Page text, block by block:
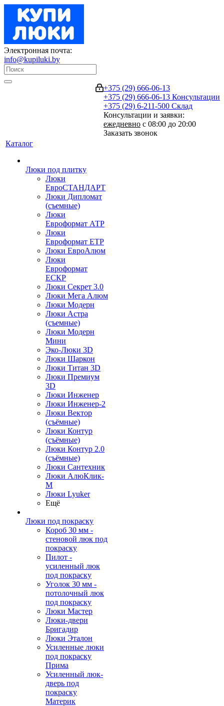
Электронная почта:
info@kupiluki.by
+375 (29) 666-06-13
+375 (29) 666-06-13 Консультации
+375 (29) 6-211-500 Склад
Консультации и заявки:
ежедневно с 08:00 до 20:00
Заказать звонок
Каталог
Люки под плитку
Люки
ЕвроСТАНДАРТ
Люки Дипломат
(съемные)
Люки
Евроформат АТР
Люки
Евроформат ЕТР
Люки ЕвроАлюм
Люки
Евроформат
ЕСКР
Люки Секрет 3.0
Люки Мега Алюм
Люки Модерн
Люки Астра
(съемные)
Люки Модерн
Мини
Эко-Люки 3D
Люки Шаркон
Люки Титан 3D
Люки Премиум
3D
Люки Инженер
Люки Инженер-2
Люки Вектор
(съёмные)
Люки Контур
(съёмные)
Люки Контур 2.0
(съёмные)
Люки Сантехник
Люки АлюКлик-
М
Люки Lyuker
Ещё
Люки под покраску
Короб 30 мм -
стеновой люк под
покраску
Пилот -
усиленный люк
под покраску
Уголок 30 мм -
потолочный люк
под покраску
Люки Мастер
Люки-двери
Бригадир
Люки Эталон
Усиленные люки
под покраску
Прима
Усиленный люк-
дверь под
покраску
Материк